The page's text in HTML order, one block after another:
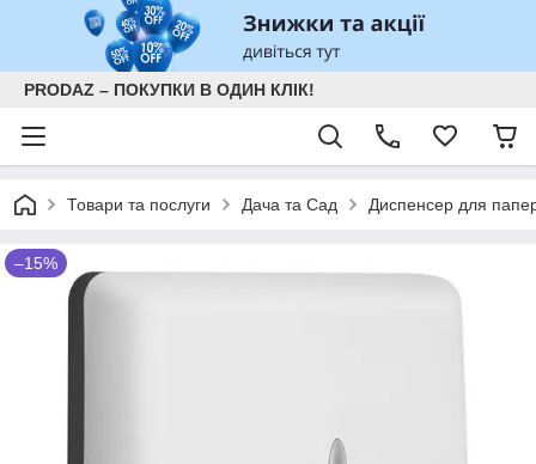
PRODAZ – ПОКУПКИ В ОДИН КЛІК!
Товари та послуги Дача та Сад Диспенсер для
–15%